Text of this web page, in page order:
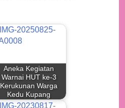
Aneka Kegiatan
Warnai HUT ke-3
Kerukunan Warga
Kedu Kupang